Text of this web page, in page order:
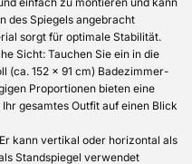
des Spiegels angebracht
sorgt für optimale Stabilität.
Sicht: Tauchen Sie ein in die
(ca. 152 x 91 cm) Badezimmer-
Proportionen bieten eine
gesamtes Outfit auf einen Blick
kann vertikal oder horizontal als
Standspiegel verwendet